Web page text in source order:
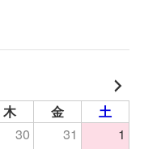
木 金 土
30 31
1